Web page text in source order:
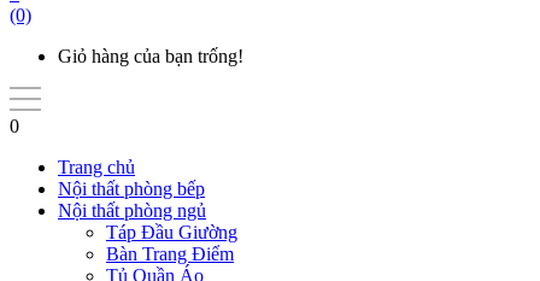
(0)
Giỏ hàng của bạn trống!
0
Trang chủ
Nội thất phòng bếp
Nội thất phòng ngủ
Táp Đầu Giường
Bàn Trang Điểm
Tủ Quần Áo